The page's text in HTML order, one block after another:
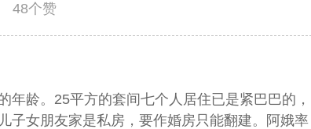
48个赞
年龄。25平方的套间七个人居住已是紧巴巴的，
子女朋友家是私房，要作婚房只能翻建。阿娥率